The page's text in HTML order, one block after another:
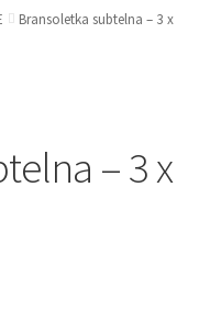
Bransoletka subtelna – 3 x
– 3 x